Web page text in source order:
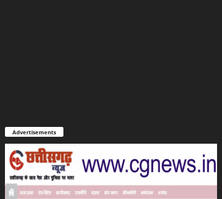
Advertisements